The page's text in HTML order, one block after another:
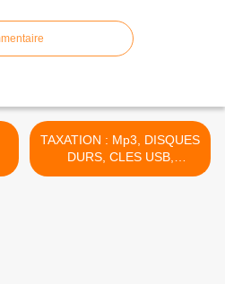
TAXATION : Mp3, DISQUES
DURS, CLES USB,
TELEPHONIE .... >